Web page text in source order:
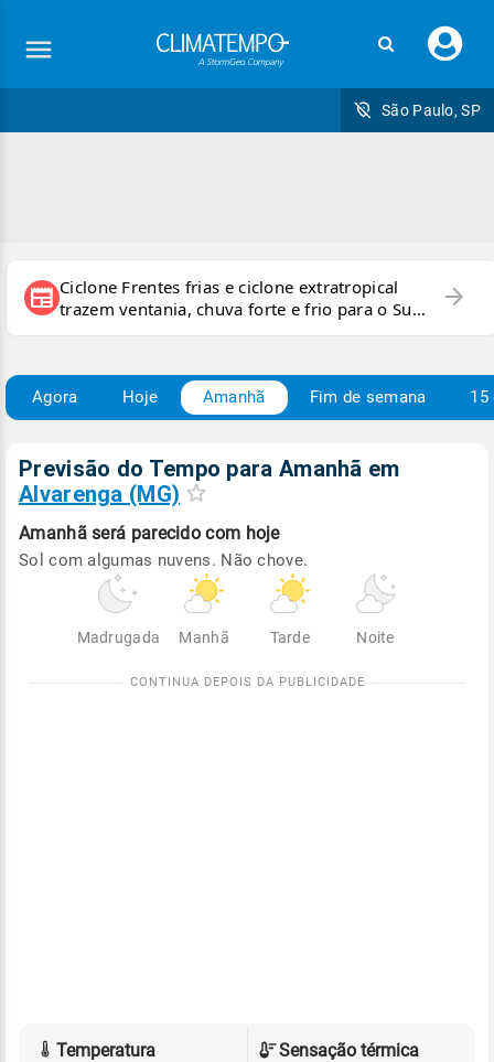
seu
São Paulo, SP
newspaper Ciclone Frentes frias e ciclone extratropical
trazem ventania, chuva forte e frio para o Sul
e Sudeste
arrow_forward
Agora Hoje Amanhã Fim de semana 15
Previsão do Tempo para Amanhã em
Alvarenga (MG)
Amanhã será parecido com hoje
Sol com algumas nuvens. Não chove.
Madrugada Manhã Tarde Noite
Temperatura
Sensação térmica